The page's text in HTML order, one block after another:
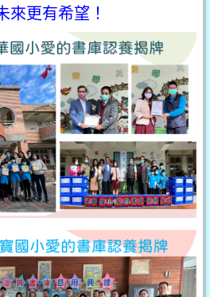
來更有希望！